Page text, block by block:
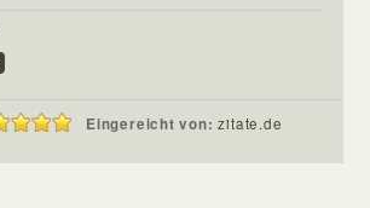
Eingereicht von:zitate.de